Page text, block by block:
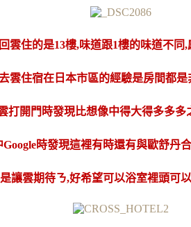
雲住的是13樓,味道跟1樓的味道不同,
雲住宿在日本市區的經驗是房間都
打開門時發現比想像中得大得多多多
時發現這裡有時還有與歐舒丹
讓雲期待ㄋ,好希望可以浴室裡頭可